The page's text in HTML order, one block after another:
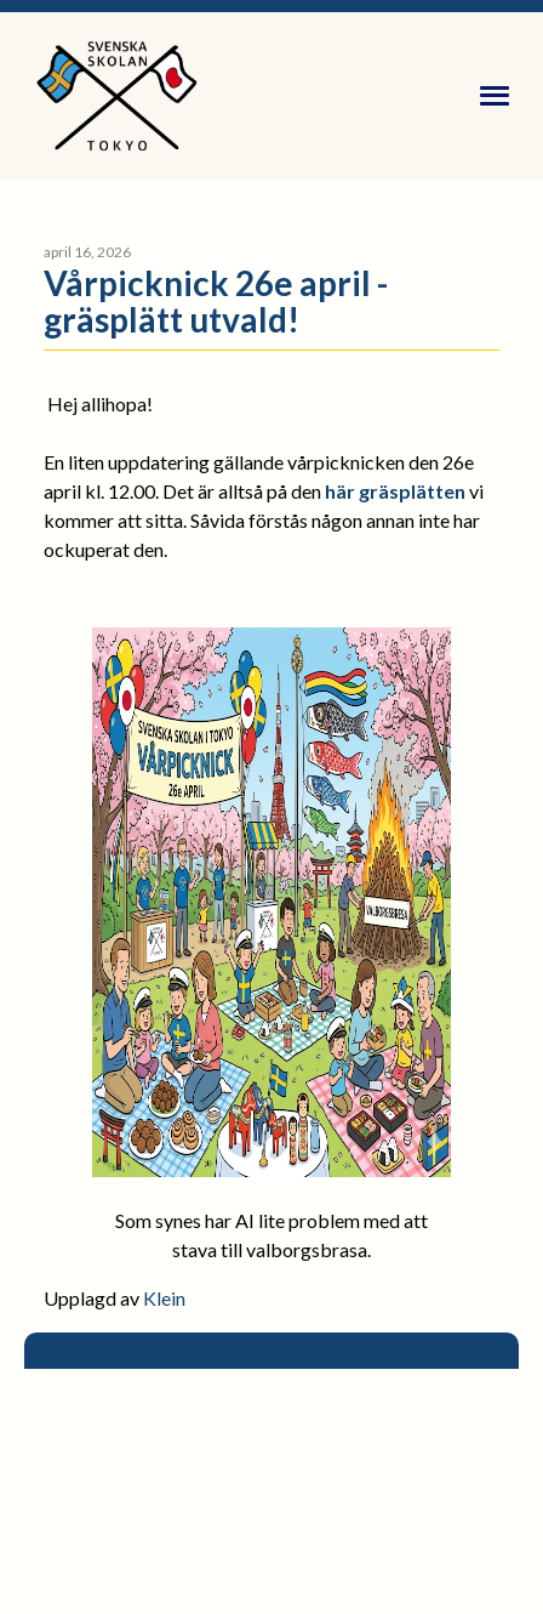
april 16, 2026
Vårpicknick 26e april -
gräsplätt utvald!
Hej allihopa!
En liten uppdatering gällande vårpicknicken den 26e
april kl. 12.00. Det är alltså på den här gräsplätten vi
kommer att sitta. Såvida förstås någon annan inte har
ockuperat den.
Som synes har AI lite problem med att
stava till valborgsbrasa.
Upplagd av Klein